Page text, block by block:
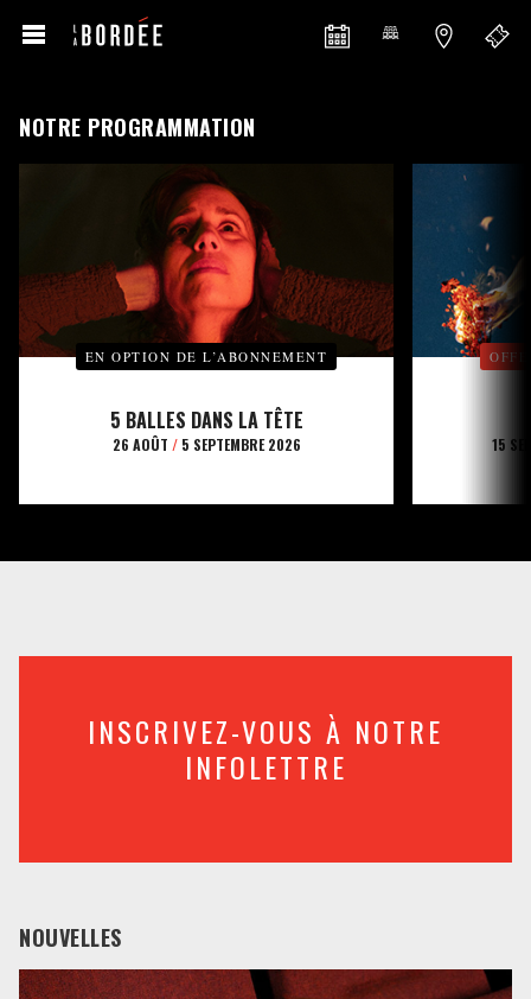
NOTRE PROGRAMMATION
EN OPTION DE L’ABONNEMENT
5 BALLES DANS LA TÊTE
26 AOÛT /5 SEPTEMBRE 2026 15
INSCRIVEZ-VOUS À NOTRE
INFOLETTRE
NOUVELLES